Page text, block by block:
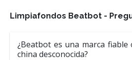
Limpiafondos Beatbot -
¿Beatbot es una marca fiable
china desconocida?